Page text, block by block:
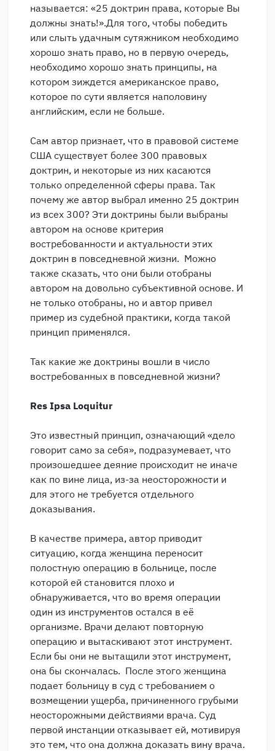
называется: «25 доктрин права, которые Вы
должны знать!».Для того, чтобы победить
или слыть удачным сутяжником необходимо
хорошо знать право, но в первую очередь,
необходимо хорошо знать принципы, на
котором зиждется американское право,
которое по сути является наполовину
английским, если не больше.
Сам автор признает, что в правовой системе
США существует более 300 правовых
доктрин, и некоторые из них касаются
только определенной сферы права. Так
почему же автор выбрал именно 25 доктрин
из всех 300? Эти доктрины были выбраны
автором на основе критерия
востребованности и актуальности этих
доктрин в повседневной жизни. Можно
также сказать, что они были отобраны
автором на довольно субъективной основе. И
не только отобраны, но и автор привел
пример из судебной практики, когда такой
принцип применялся.
Так какие же доктрины вошли в число
востребованных в повседневной жизни?
Res Ipsa Loquitur
Это известный принцип, означающий «дело
говорит само за себя», подразумевает, что
произошедшее деяние происходит не иначе
как по вине лица, из-за неосторожности и
для этого не требуется отдельного
доказывания.
В качестве примера, автор приводит
ситуацию, когда женщина переносит
полостную операцию в больнице, после
которой ей становится плохо и
обнаруживается, что во время операции
один из инструментов остался в её
организме. Врачи делают повторную
операцию и вытаскивают этот инструмент.
Если бы они не вытащили этот инструмент,
она бы скончалась. После этого женщина
подает больницу в суд с требованием о
возмещении ущерба, причиненного грубыми
неосторожными действиями врача. Суд
первой инстанции отказывает ей, мотивируя
это тем, что она должна доказать вину врача.